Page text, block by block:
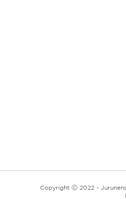
Copyright Ⓒ 2022 -